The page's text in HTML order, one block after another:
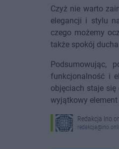
Czyż nie warto
elegancji i stylu
czego możemy
także spokój
Podsumowując,
funkcjonalność i
objęciach staje
wyjątkowy
Redakcja